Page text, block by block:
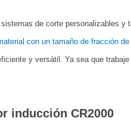
de corte personalizables y
con un tamaño de fracción
y versátil. Ya sea que
inducción CR2000